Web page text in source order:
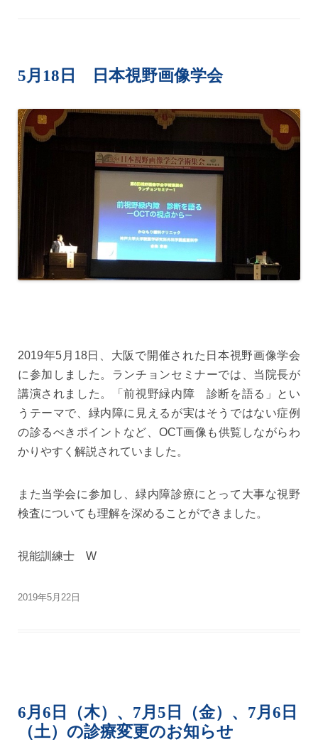
5月18日 日本視野画像学会
2019年5月18日、大阪で開催された日本視野画像学会
に参加しました。ランチョンセミナーでは、当院長が
講演されました。「前視野緑内障 診断を語る」とい
うテーマで、緑内障に見えるが実はそうではない症例
の診るべきポイントなど、OCT画像も供覧しながらわ
かりやすく解説されていました。
また当学会に参加し、緑内障診療にとって大事な視野
検査についても理解を深めることができました。
視能訓練士 W
2019年5月22日
6月6日（木）、7月5日（金）、7月6日
（土）の診療変更のお知らせ